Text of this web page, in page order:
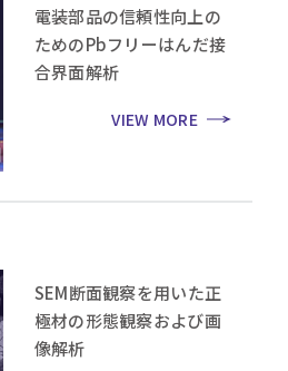
電装部品の信頼性向上の
ためのPbフリーはんだ接
合界面解析
VIEW MORE
SEM断面観察を用いた正
極材の形態観察および画
像解析